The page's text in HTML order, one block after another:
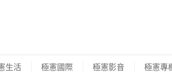
生活 極憲國際 極憲影音 極憲專